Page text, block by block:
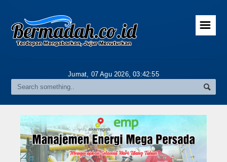
Home
Gallery
Riau
Daerah
Pekanbaru
☰
Jumat, 07 Agu 2026,03:42:56